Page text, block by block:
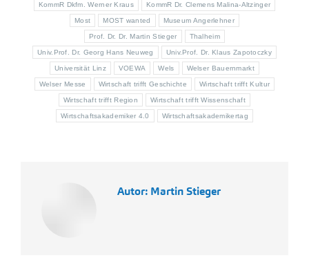
KommR Dkfm. Werner Kraus KommR Dr. Clemens Malina-Altzinger
Most MOST wanted Museum Angerlehner
Prof. Dr. Dr. Martin Stieger Thalheim
Univ.Prof. Dr. Georg Hans Neuweg Univ.Prof. Dr. Klaus Zapotoczky
Universität Linz VOEWA Wels Welser Bauernmarkt
Welser Messe Wirtschaft trifft Geschichte Wirtschaft trifft Kultur
Wirtschaft trifft Region Wirtschaft trifft Wissenschaft
Wirtschaftsakademiker 4.0 Wirtschaftsakademikertag
Autor: Martin Stieger